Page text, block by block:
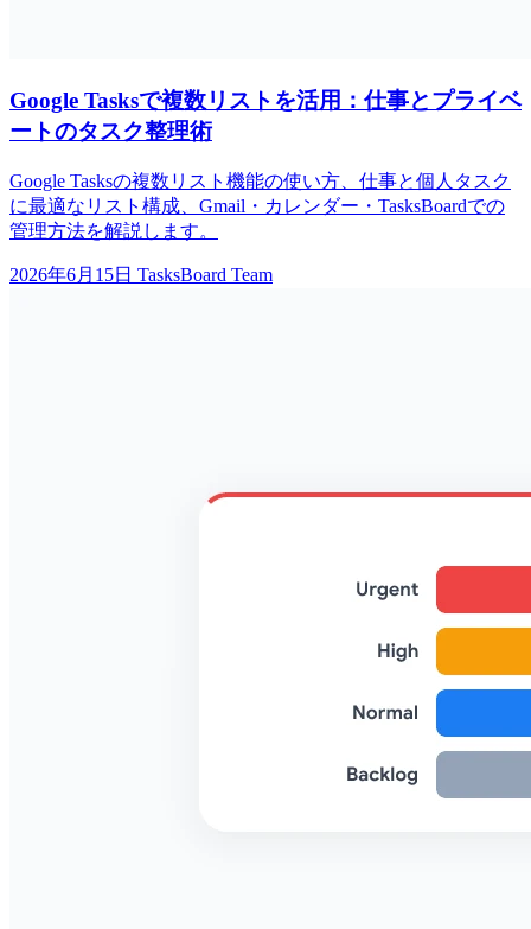
Google Tasksで複数リストを活用：仕事とプライベ
ートのタスク整理術
Google Tasksの複数リスト機能の使い方、仕事と個人タスク
に最適なリスト構成、Gmail・カレンダー・TasksBoardでの
管理方法を解説します。
2026年6月15日 TasksBoard Team